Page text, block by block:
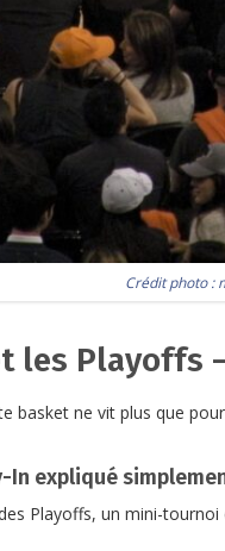
Crédit photo :
les Playoffs
basket ne vit plus que
In expliqué
Playoffs, un mini-